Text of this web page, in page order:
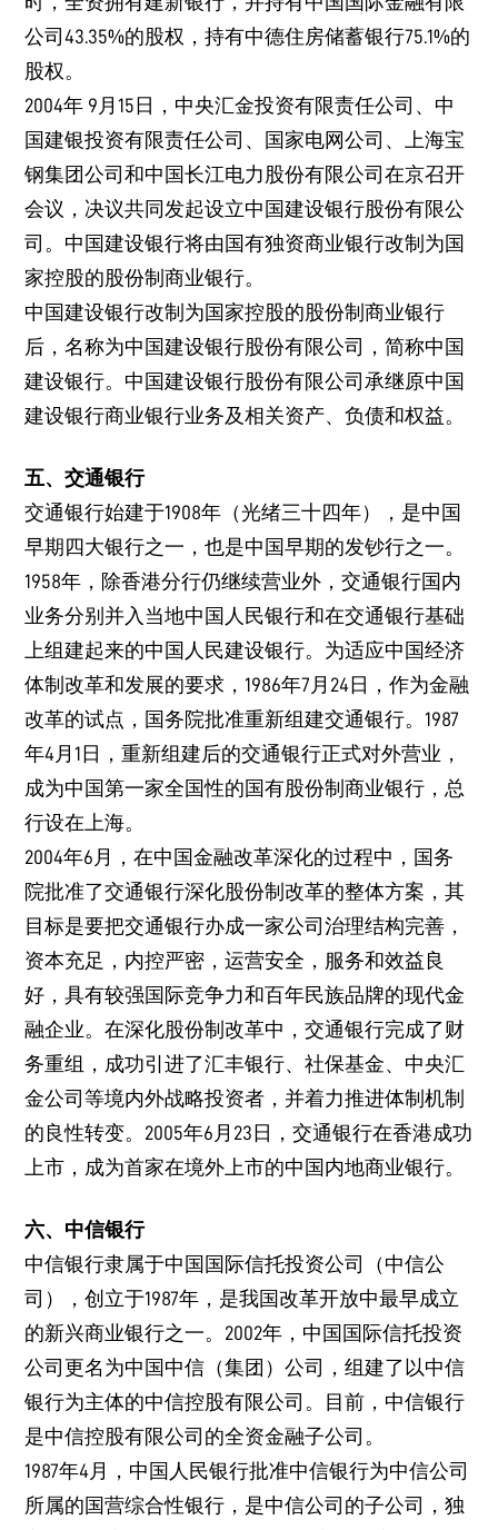
公司43.35%的股权，持有中德住房储蓄银行75.1%的
股权。
2004年 9月15日，中央汇金投资有限责任公司、中
国建银投资有限责任公司、国家电网公司、上海宝
钢集团公司和中国长江电力股份有限公司在京召开
会议，决议共同发起设立中国建设银行股份有限公
司。中国建设银行将由国有独资商业银行改制为国
家控股的股份制商业银行。
中国建设银行改制为国家控股的股份制商业银行
后，名称为中国建设银行股份有限公司，简称中国
建设银行。中国建设银行股份有限公司承继原中国
建设银行商业银行业务及相关资产、负债和权益。
五、交通银行
交通银行始建于1908年（光绪三十四年），是中国
早期四大银行之一，也是中国早期的发钞行之一。
1958年，除香港分行仍继续营业外，交通银行国内
业务分别并入当地中国人民银行和在交通银行基础
上组建起来的中国人民建设银行。为适应中国经济
体制改革和发展的要求，1986年7月24日，作为金融
改革的试点，国务院批准重新组建交通银行。1987
年4月1日，重新组建后的交通银行正式对外营业，
成为中国第一家全国性的国有股份制商业银行，总
行设在上海。
2004年6月，在中国金融改革深化的过程中，国务
院批准了交通银行深化股份制改革的整体方案，其
目标是要把交通银行办成一家公司治理结构完善，
资本充足，内控严密，运营安全，服务和效益良
好，具有较强国际竞争力和百年民族品牌的现代金
融企业。在深化股份制改革中，交通银行完成了财
务重组，成功引进了汇丰银行、社保基金、中央汇
金公司等境内外战略投资者，并着力推进体制机制
的良性转变。2005年6月23日，交通银行在香港成功
上市，成为首家在境外上市的中国内地商业银行。
六、中信银行
中信银行隶属于中国国际信托投资公司（中信公
司），创立于1987年，是我国改革开放中最早成立
的新兴商业银行之一。2002年，中国国际信托投资
公司更名为中国中信（集团）公司，组建了以中信
银行为主体的中信控股有限公司。目前，中信银行
是中信控股有限公司的全资金融子公司。
1987年4月，中国人民银行批准中信银行为中信公司
所属的国营综合性银行，是中信公司的子公司，独